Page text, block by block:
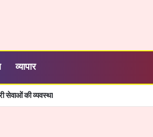
व्यापार
के बच्चों को निःशुल्क दी जाएगी एल्बेंडाजोल